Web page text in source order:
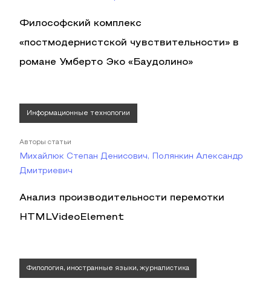
Философский комплекс
«постмодернистской чувствительности» в
романе Умберто Эко «Баудолино»
Информационные технологии
Авторы статьи
Михайлюк Степан Денисович, Полянкин Александр
Дмитриевич
Анализ производительности перемотки
HTMLVideoElement
Филология, иностранные языки, журналистика